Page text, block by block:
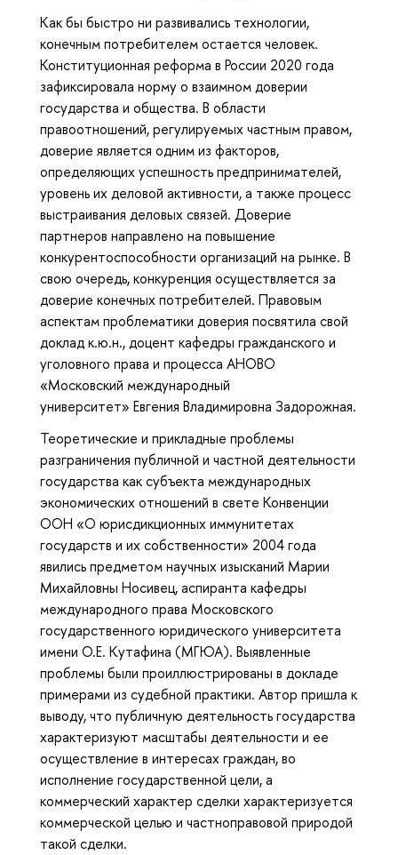
Как бы быстро ни развивались технологии,
конечным потребителем остается человек.
Конституционная реформа в России 2020 года
зафиксировала норму о взаимном доверии
государства и общества. В области
правоотношений, регулируемых частным правом,
доверие является одним из факторов,
определяющих успешность предпринимателей,
уровень их деловой активности, а также процесс
выстраивания деловых связей. Доверие
партнеров направлено на повышение
конкурентоспособности организаций на рынке. В
свою очередь, конкуренция осуществляется за
доверие конечных потребителей. Правовым
аспектам проблематики доверия посвятила свой
доклад к.ю.н., доцент кафедры гражданского и
уголовного права и процесса АНОВО
«Московский международный
университет» Евгения Владимировна Задорожная.
Теоретические и прикладные проблемы
разграничения публичной и частной деятельности
государства как субъекта международных
экономических отношений в свете Конвенции
ООН «О юрисдикционных иммунитетах
государств и их собственности» 2004 года
явились предметом научных изысканий Марии
Михайловны Носивец, аспиранта кафедры
международного права Московского
государственного юридического университета
имени О.Е. Кутафина (МГЮА). Выявленные
проблемы были проиллюстрированы в докладе
примерами из судебной практики. Автор пришла к
выводу, что публичную деятельность государства
характеризуют масштабы деятельности и ее
осуществление в интересах граждан, во
исполнение государственной цели, а
коммерческий характер сделки характеризуется
коммерческой целью и частноправовой природой
такой сделки.